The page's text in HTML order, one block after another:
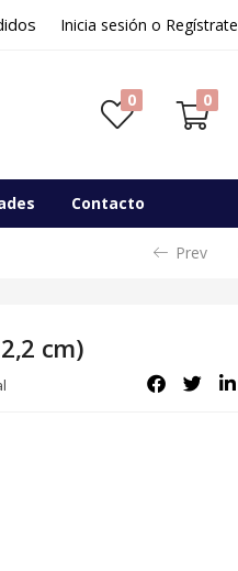
Inicia sesión o Regístrate
0 0
Contacto
Prev
cm)